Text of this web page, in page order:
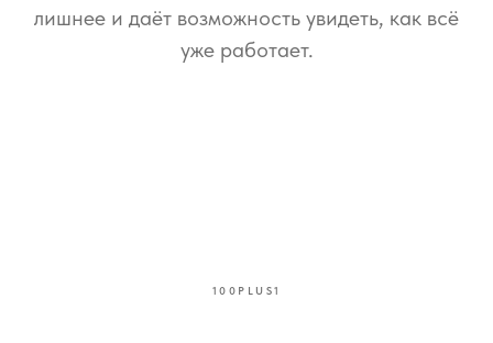
лишнее и даёт возможность увидеть, как всё
уже работает.
100PLUS1